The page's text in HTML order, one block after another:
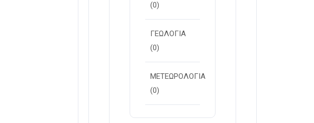
(0)
ΓΕΩΛΟΓΙΑ
(0)
ΜΕΤΕΩΡΟΛΟΓΙΑ
(0)